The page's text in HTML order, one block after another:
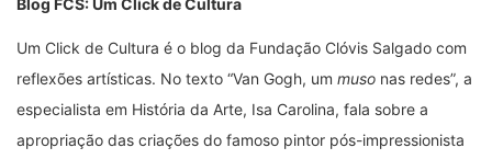
Um Click de Cultura é o blog da Fundação Clóvis Salgado com
reflexões artísticas. No texto “Van Gogh, um muso nas redes”, a
especialista em História da Arte, Isa Carolina, fala sobre a
apropriação das criações do famoso pintor pós-impressionista